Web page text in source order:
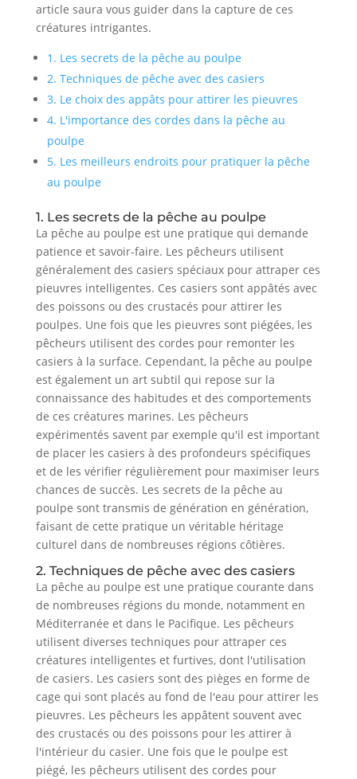
article saura vous guider dans la capture de ces
créatures intrigantes.
1. Les secrets de la pêche au poulpe
2. Techniques de pêche avec des casiers
3. Le choix des appâts pour attirer les pieuvres
4. L'importance des cordes dans la pêche au
poulpe
5. Les meilleurs endroits pour pratiquer la pêche
au poulpe
1. Les secrets de la pêche au poulpe
La pêche au poulpe est une pratique qui demande
patience et savoir-faire. Les pêcheurs utilisent
généralement des casiers spéciaux pour attraper ces
pieuvres intelligentes. Ces casiers sont appâtés avec
des poissons ou des crustacés pour attirer les
poulpes. Une fois que les pieuvres sont piégées, les
pêcheurs utilisent des cordes pour remonter les
casiers à la surface. Cependant, la pêche au poulpe
est également un art subtil qui repose sur la
connaissance des habitudes et des comportements
de ces créatures marines. Les pêcheurs
expérimentés savent par exemple qu'il est important
de placer les casiers à des profondeurs spécifiques
et de les vérifier régulièrement pour maximiser leurs
chances de succès. Les secrets de la pêche au
poulpe sont transmis de génération en génération,
faisant de cette pratique un véritable héritage
culturel dans de nombreuses régions côtières.
2. Techniques de pêche avec des casiers
La pêche au poulpe est une pratique courante dans
de nombreuses régions du monde, notamment en
Méditerranée et dans le Pacifique. Les pêcheurs
utilisent diverses techniques pour attraper ces
créatures intelligentes et furtives, dont l'utilisation
de casiers. Les casiers sont des pièges en forme de
cage qui sont placés au fond de l'eau pour attirer les
pieuvres. Les pêcheurs les appâtent souvent avec
des crustacés ou des poissons pour les attirer à
l'intérieur du casier. Une fois que le poulpe est
piégé, les pêcheurs utilisent des cordes pour